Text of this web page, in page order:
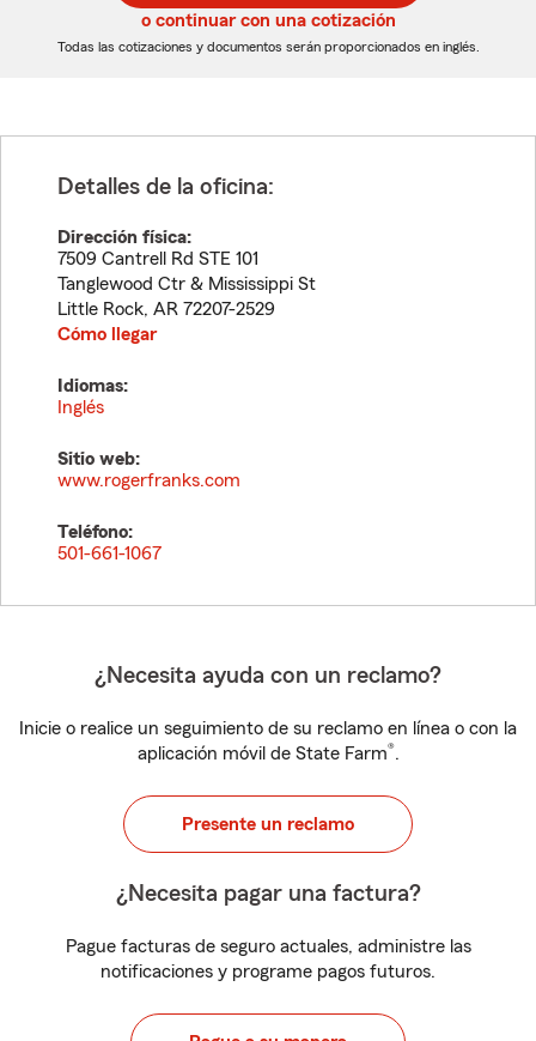
5
dígitos
5
dígitos
o continuar con una cotización
Todas las cotizaciones y documentos serán proporcionados en inglés.
Detalles de la oficina:
Dirección física:
7509 Cantrell Rd STE 101
Tanglewood Ctr & Mississippi St
Little Rock, AR 72207-2529
Cómo llegar
Idiomas:
Inglés
Sitio web:
www.rogerfranks.com
Teléfono:
501-661-1067
¿Necesita ayuda con un reclamo?
Inicie o realice un seguimiento de su reclamo en línea o con la
aplicación móvil de State Farm®.
Presente un reclamo
¿Necesita pagar una factura?
Pague facturas de seguro actuales, administre las
notificaciones y programe pagos futuros.